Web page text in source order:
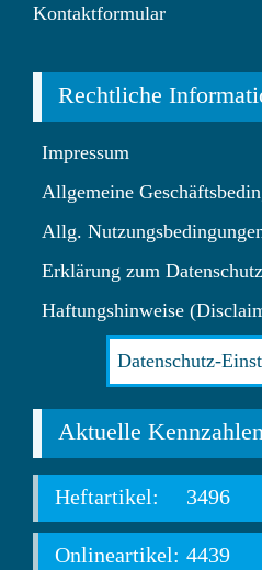
Kontaktformular
Rechtliche
Impressum
Allgemeine
Allg.
Erklärung zum Datenschutz
Haftungshinweise
Datenschutz-
Aktuelle Kennzahlen
Heftartikel: 3496
Onlineartikel: 4439